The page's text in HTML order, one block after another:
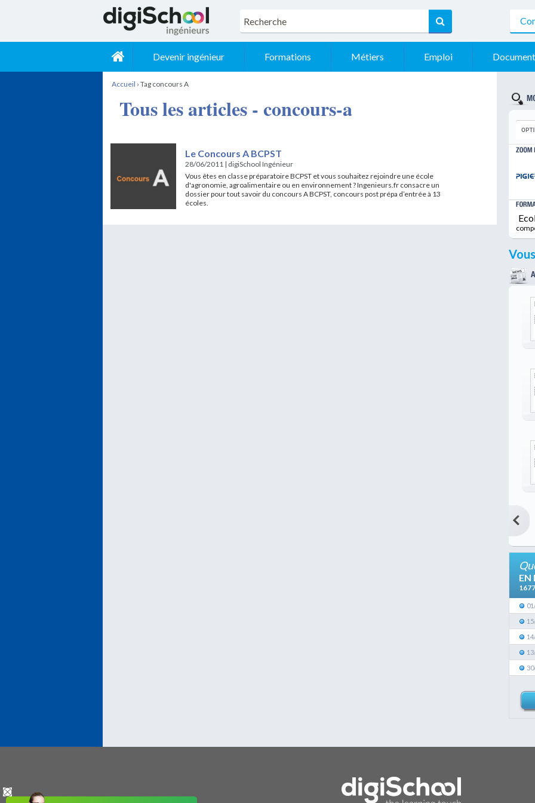
Devenir ingénieur Formations Métiers Emploi
Accueil ›Tag concours A
Tous les articles - concours-a
Le Concours A BCPST
28/06/2011 | digiSchool Ingénieur
Vous êtes en classe préparatoire BCPST et vous souhaitez rejoindre une école
d'agronomie, agroalimentaire ou en environnement ? Ingenieurs.fr consacre un
dossier pour tout savoir du concours A BCPST, concours post prépa d’entrée à 13
écoles.
EN